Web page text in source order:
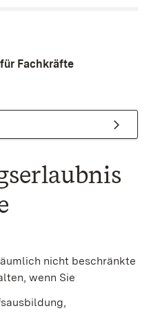
Fachkräfte
nicht beschränkte
wenn Sie